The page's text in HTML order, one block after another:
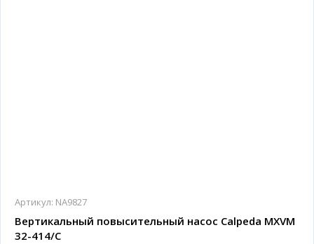
Артикул: NA9827
Вертикальный повысительный насос Calpeda MXVM
32-414/C